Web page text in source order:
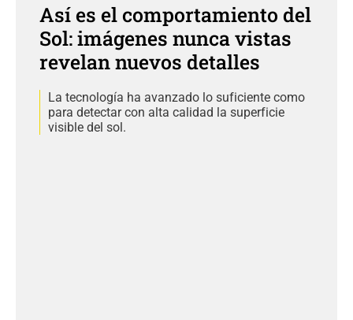
Así es el comportamiento del
Sol: imágenes nunca vistas
revelan nuevos detalles
La tecnología ha avanzado lo suficiente como
para detectar con alta calidad la superficie
visible del sol.